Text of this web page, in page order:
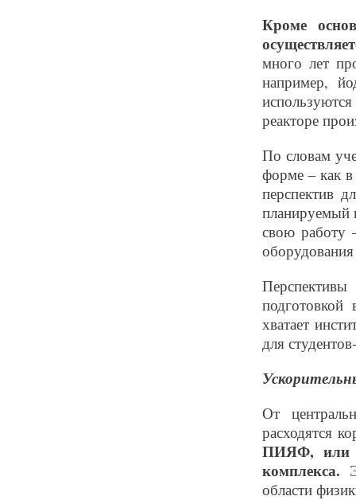
Кроме
много лет
например,
реакторе
По словам
форме – как в
перспектив
свою работу
хватает
для
От
расходятся
ПИЯФ, или
комплекса.
области